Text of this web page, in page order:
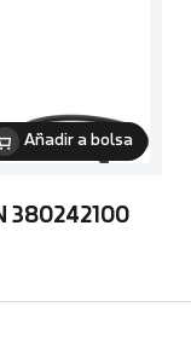
Añadir a bolsa
380242100